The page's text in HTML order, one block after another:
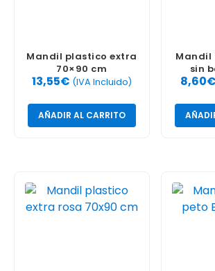
Mandil plastico extra
70×90 cm
13,55€ (IVA Incluido)
AÑADIR AL CARRITO
Mandil
sin
8,60€